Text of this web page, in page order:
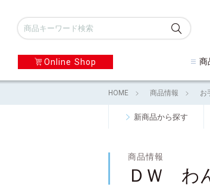
Online Shop 商
HOME 商品情報 お
新商品から探す
商品情報
ＤＷ わ